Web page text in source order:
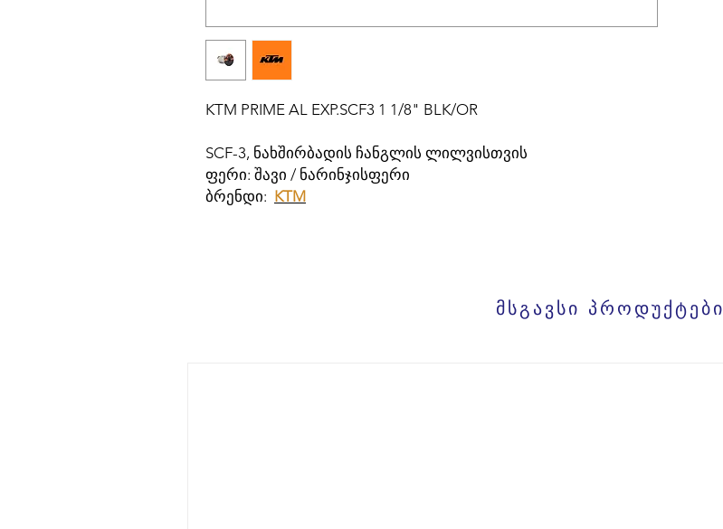
KTM PRIME AL EXP.SCF3 1 1/8" BLK/OR
SCF-3, ნახშირბადის ჩანგლის ლილვისთვის
ფერი: შავი / ნარინჯისფერი
ბრენდი: KTM
მსგავსი პროდუქტები